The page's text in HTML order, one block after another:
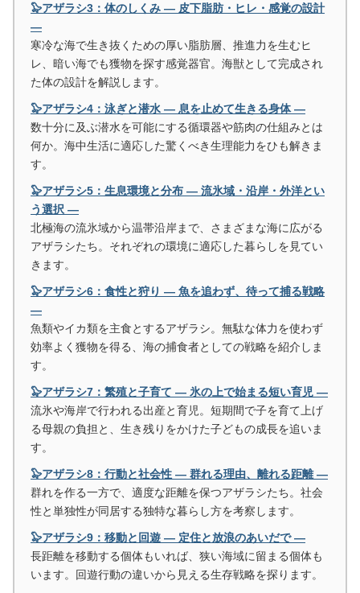
🦭アザラシ3：体のしくみ ― 皮下脂肪・ヒレ・感覚の設計
―
寒冷な海で生き抜くための厚い脂肪層、推進力を生むヒ
レ、暗い海でも獲物を探す感覚器官。海獣として完成され
た体の設計を解説します。
🦭アザラシ4：泳ぎと潜水 ― 息を止めて生きる身体 ―
数十分に及ぶ潜水を可能にする循環器や筋肉の仕組みとは
何か。海中生活に適応した驚くべき生理能力をひも解きま
す。
🦭アザラシ5：生息環境と分布 ― 流氷域・沿岸・外洋とい
う選択 ―
北極海の流氷域から温帯沿岸まで、さまざまな海に広がる
アザラシたち。それぞれの環境に適応した暮らしを見てい
きます。
🦭アザラシ6：食性と狩り ― 魚を追わず、待って捕る戦略
―
魚類やイカ類を主食とするアザラシ。無駄な体力を使わず
効率よく獲物を得る、海の捕食者としての戦略を紹介しま
す。
🦭アザラシ7：繁殖と子育て ― 氷の上で始まる短い育児 ―
流氷や海岸で行われる出産と育児。短期間で子を育て上げ
る母親の負担と、生き残りをかけた子どもの成長を追いま
す。
🦭アザラシ8：行動と社会性 ― 群れる理由、離れる距離 ―
群れを作る一方で、適度な距離を保つアザラシたち。社会
性と単独性が同居する独特な暮らし方を考察します。
🦭アザラシ9：移動と回遊 ― 定住と放浪のあいだで ―
長距離を移動する個体もいれば、狭い海域に留まる個体も
います。回遊行動の違いから見える生存戦略を探ります。